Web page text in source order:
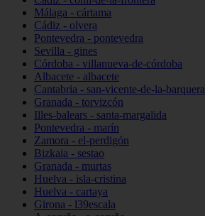
Málaga - cártama
Cádiz - olvera
Pontevedra - pontevedra
Sevilla - gines
Córdoba - villanueva-de-córdoba
Albacete - albacete
Cantabria - san-vicente-de-la-barquera
Granada - torvizcón
Illes-balears - santa-margalida
Pontevedra - marín
Zamora - el-perdigón
Bizkaia - sestao
Granada - murtas
Huelva - isla-cristina
Huelva - cartaya
Girona - l39escala